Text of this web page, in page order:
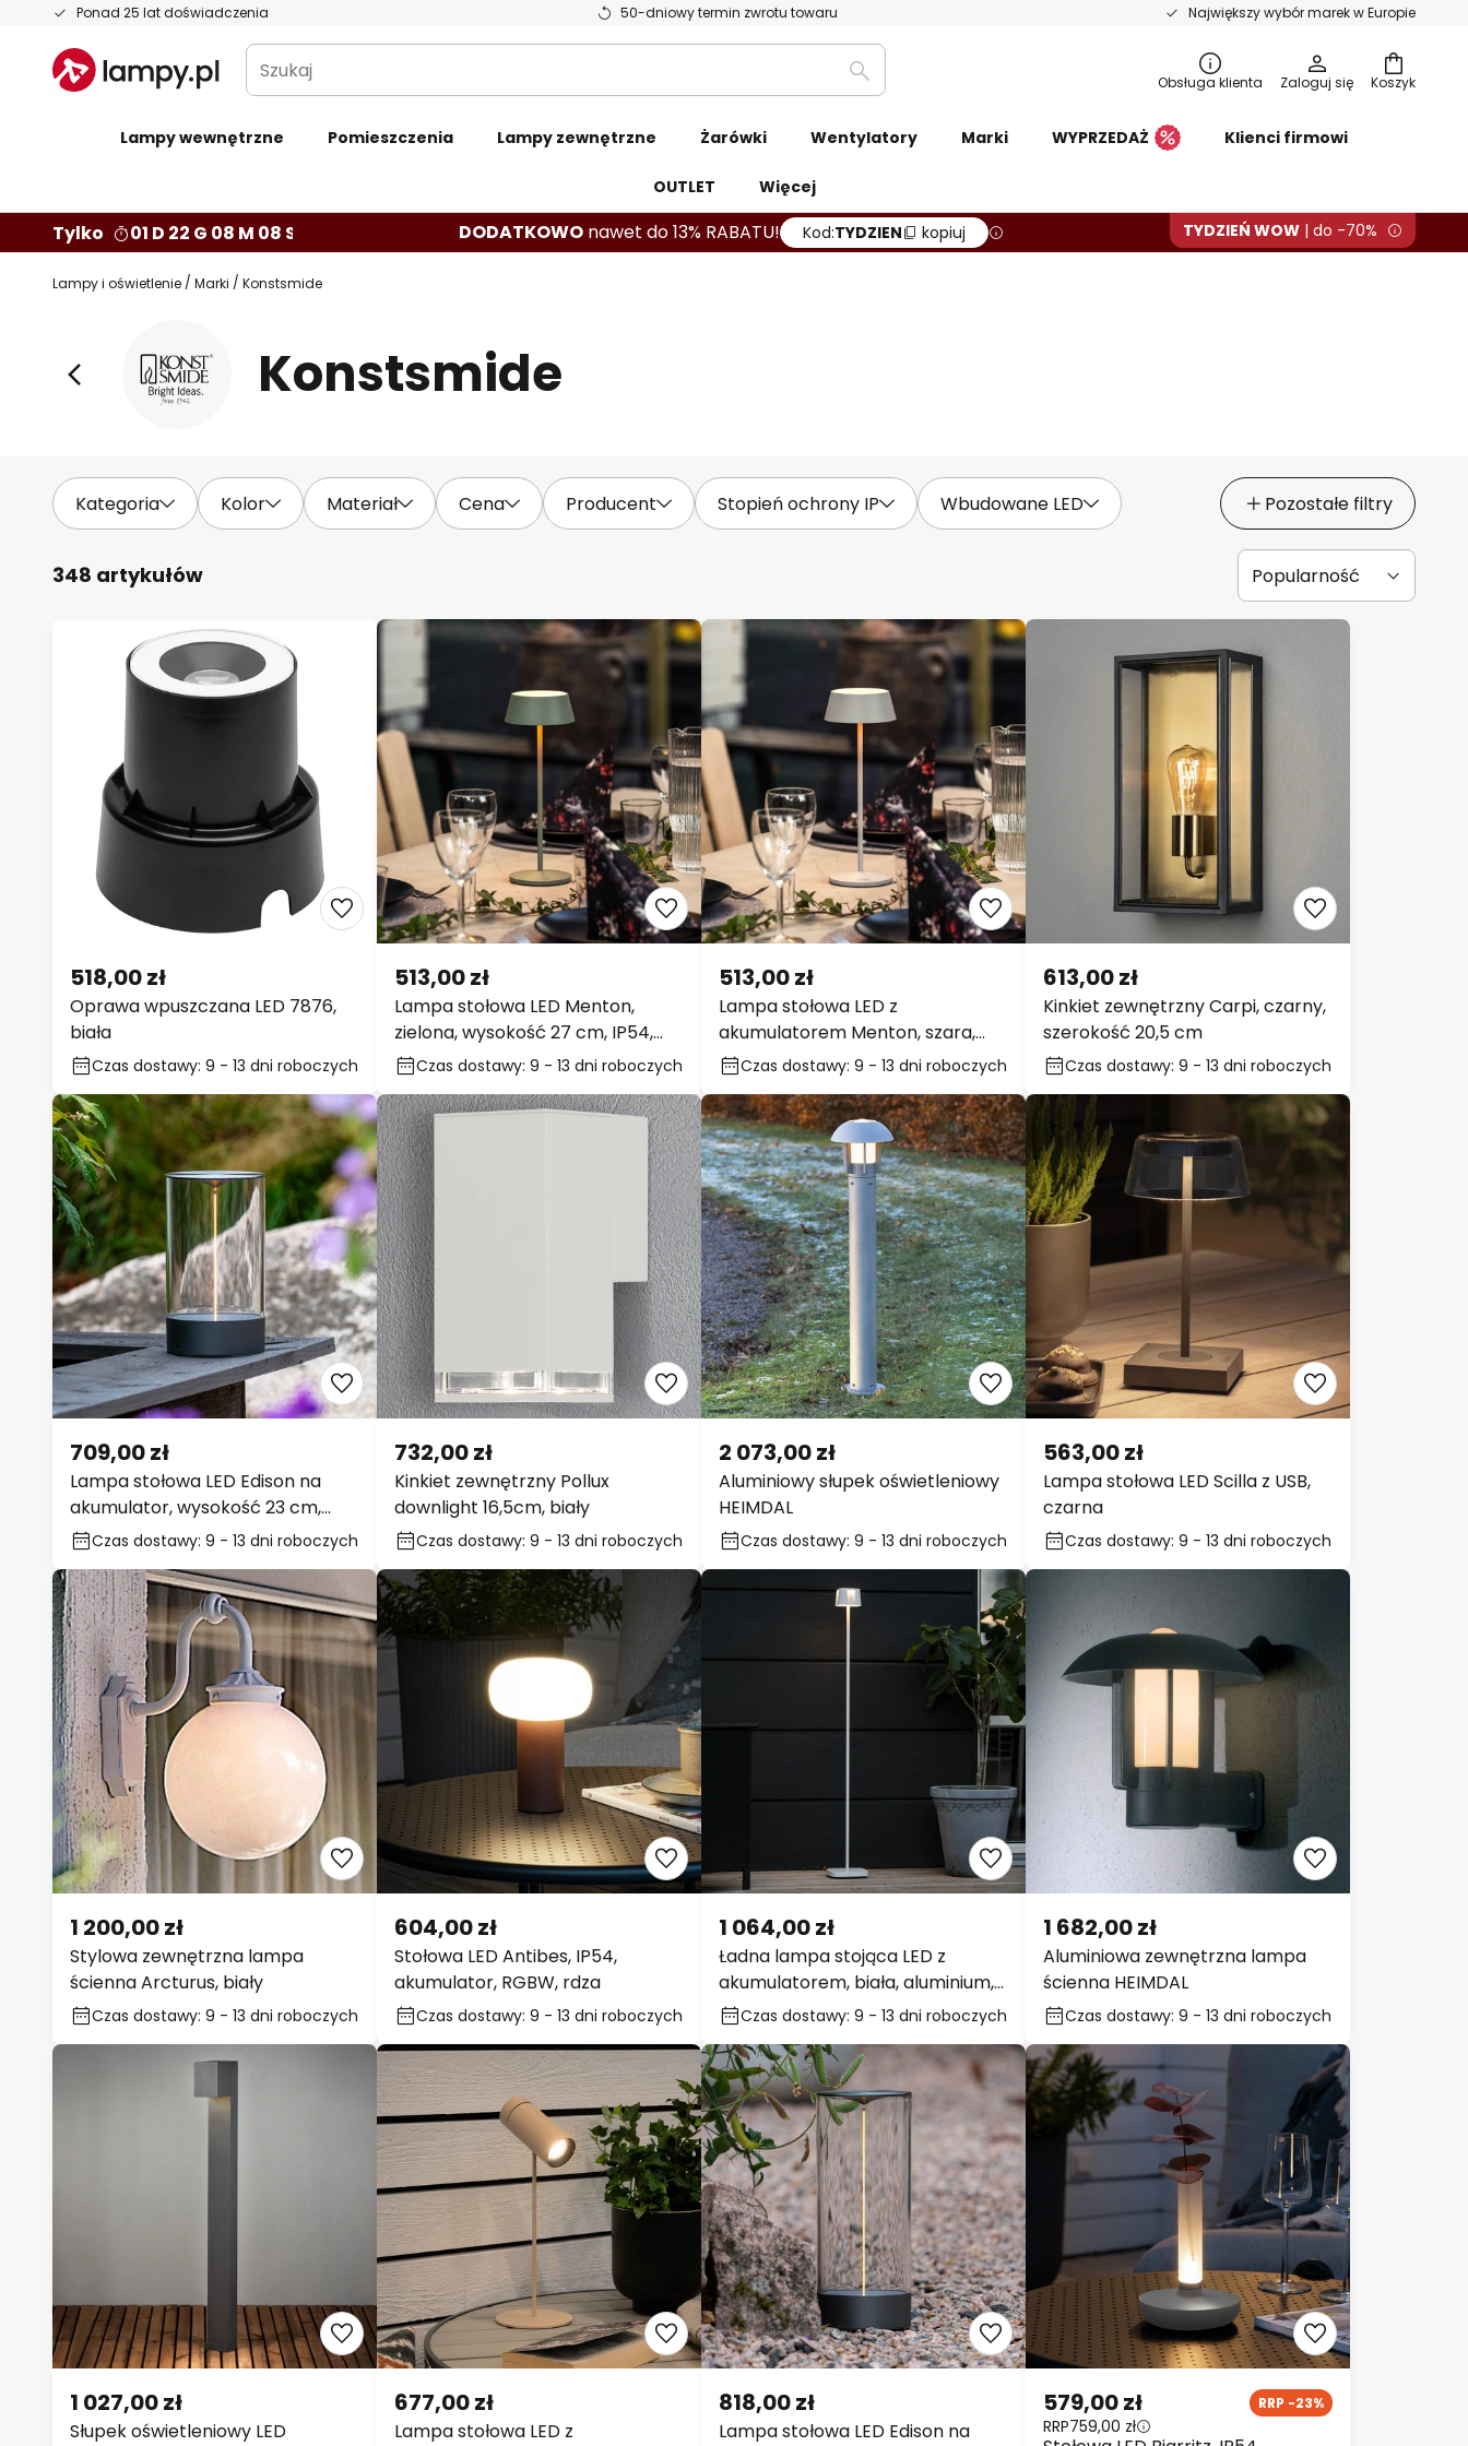
Ponad 25 lat doświadczenia 50-dniowy termin zwrotu towaru Największy wybór marek w Europie
Przejdź
treści
Koszyk
Szukaj
Szukaj
Obsługa klienta Zaloguj się
Lampy wewnętrzne Pomieszczenia Lampy zewnętrzne Żarówki Wentylatory Marki WYPRZEDAŻ Klienci firmowi
OUTLET Więcej
Tylko 01 D 22 G 08 M 06 S DODATKOWOnawet do 13% RABATU! Kod:TYDZIEN kopiuj TYDZIEŃ WOW| do -70%
Lampy i oświetlenie Marki Konstsmide
Konstsmide
Kategoria Kolor Materiał Cena Producent Stopień ochrony IP Wbudowane LED Pozostałe filtry
348 artykułów
Oprawa wpuszczana LED 7876,
biała
518,00 zł
Czas dostawy: 9 - 13 dni
Lampa stołowa LED Menton,
zielona, wysokość 27 cm, IP54,
USB
513,00 zł
Czas dostawy: 9 - 13 dni
Lampa stołowa LED z
akumulatorem Menton, szara,
wysokość 27 cm, IP54, USB
513,00 zł
Czas dostawy: 9 - 13 dni
Kinkiet zewnętrzny Carpi, czarny,
szerokość 20,5 cm
613,00 zł
Czas dostawy: 9 - 13 dni
Lampa stołowa LED Edison na
akumulator, wysokość 23 cm,
szara/przezroczysta,
709,00 zł
Czas dostawy: 9 - 13 dni
roboczych
Kinkiet zewnętrzny Pollux
downlight 16,5cm, biały
732,00 zł
Czas dostawy: 9 - 13 dni
roboczych
Aluminiowy słupek oświetleniowy
2 073,00 zł
Czas dostawy: 9 - 13 dni
Lampa stołowa LED Scilla z USB,
563,00 zł
Czas dostawy: 9 - 13 dni
Stylowa zewnętrzna lampa
ścienna Arcturus, biały
1 200,00 zł
Czas dostawy: 9 - 13 dni
Stołowa LED Antibes, IP54,
akumulator, RGBW, rdza
604,00 zł
Czas dostawy: 9 - 13 dni
roboczych
Ładna lampa stojąca LED z
akumulatorem, biała, aluminium,
IP54,
1 064,00 zł
Czas dostawy: 9 - 13 dni
roboczych
Aluminiowa zewnętrzna lampa
ścienna HEIMDAL
1 682,00 zł
Czas dostawy: 9 - 13 dni
roboczych
TYDZIEŃ WOW!
Dodatkowo do
13% rabatu!
10% RABATUod 399 zł